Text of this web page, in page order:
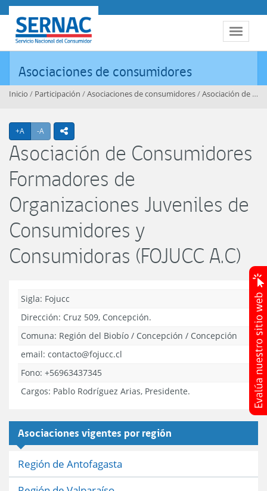
Contenido principal
Toggle
SERNAC
Asociaciones de consumidores
Inicio / Participación /Asociaciones de consumidores/Asociación de Consumidores Formadores de Organizaciones Juveniles de Consumidores y Consumidoras (FOJUCC A.C)
+A Agrandar texto
-A Achicar textoicono compartir
Asociación de Consumidores
Formadores de
Organizaciones Juveniles de
Consumidores y
Consumidoras (FOJUCC A.C)
Sigla: Fojucc
Dirección: Cruz 509, Concepción.
Comuna: Región del Biobío / Concepción / Concepción
email: contacto@fojucc.cl
Fono: +56963437345
Cargos: Pablo Rodríguez Arias, Presidente.
Asociaciones vigentes por región
Región de Antofagasta